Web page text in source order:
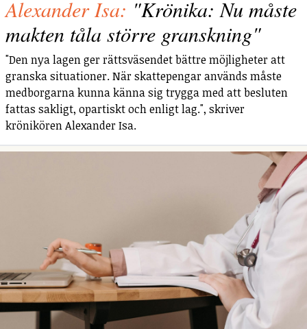
Alexander Isa: "Krönika: Nu måste
makten tåla större granskning"
"Den nya lagen ger rättsväsendet bättre möjligheter att
granska situationer. När skattepengar används måste
medborgarna kunna känna sig trygga med att besluten
fattas sakligt, opartiskt och enligt lag.", skriver
krönikören Alexander Isa.